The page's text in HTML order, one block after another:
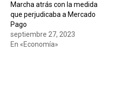
Marcha atrás con la medida
que perjudicaba a Mercado
Pago
septiembre 27, 2023
En «Economía»